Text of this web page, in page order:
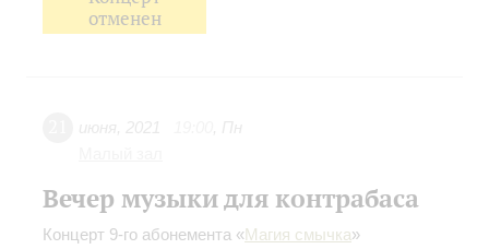
отменен
Вечер музыки для контрабаса
Концерт 9-го абонемента «Магия смычка»